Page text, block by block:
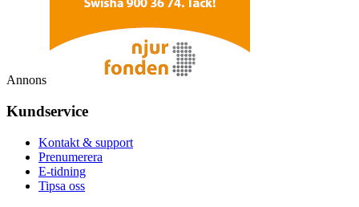
Annons
Kundservice
Kontakt & support
Prenumerera
E-tidning
Tipsa oss